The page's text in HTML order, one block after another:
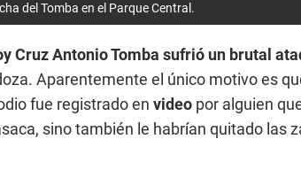
del Tomba en el Parque Central.
Cruz Antonio Tomba sufrió un brutal
Aparentemente el único motivo es
fue registrado en video por alguien
sino también le habrían quitado las